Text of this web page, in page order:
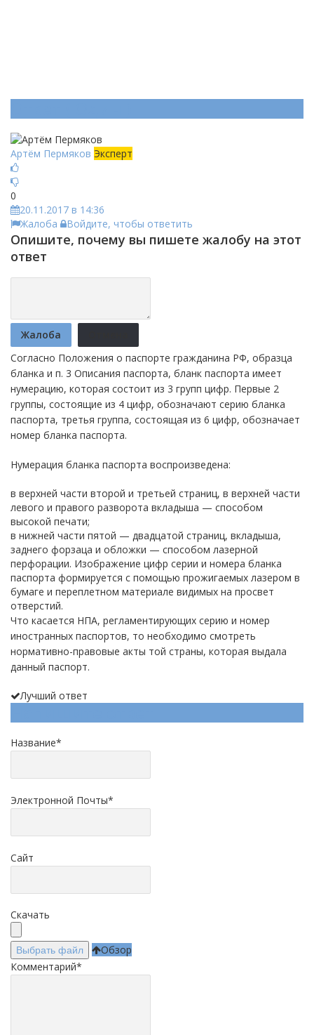
Артём Пермяков Эксперт
0
20.11.2017 в 14:36
Жалоба
Войдите, чтобы ответить
Опишите, почему вы пишете жалобу на этот
ответ
Жалоба
Согласно Положения о паспорте гражданина РФ, образца
бланка и п. 3 Описания паспорта, бланк паспорта имеет
нумерацию, которая состоит из 3 групп цифр. Первые 2
группы, состоящие из 4 цифр, обозначают серию бланка
паспорта, третья группа, состоящая из 6 цифр, обозначает
номер бланка паспорта.
Нумерация бланка паспорта воспроизведена:
в верхней части второй и третьей страниц, в верхней части
левого и правого разворота вкладыша — способом
высокой печати;
в нижней части пятой — двадцатой страниц, вкладыша,
заднего форзаца и обложки — способом лазерной
перфорации. Изображение цифр серии и номера бланка
паспорта формируется с помощью прожигаемых лазером в
бумаге и переплетном материале видимых на просвет
отверстий.
Что касается НПА, регламентирующих серию и номер
иностранных паспортов, то необходимо смотреть
нормативно-правовые акты той страны, которая выдала
данный паспорт.
Лучший ответ
Название*
Электронной Почты*
Сайт
Скачать
Выбрать файл
Обзор
Комментарий*